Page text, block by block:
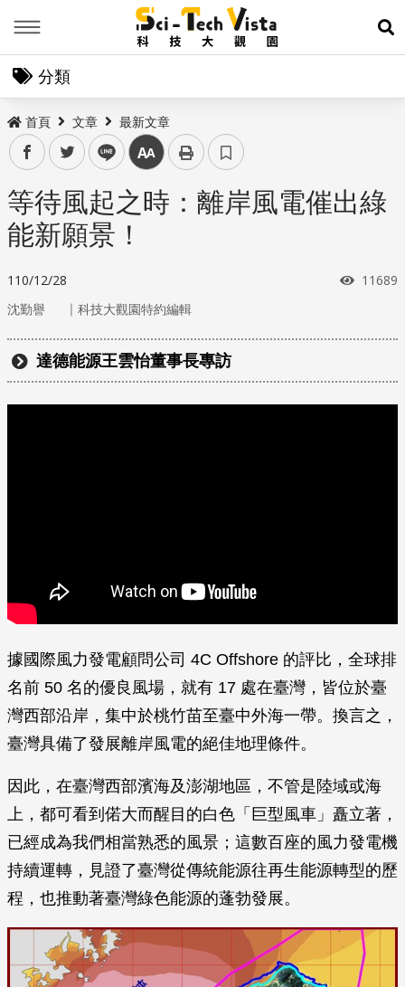
展
分類
首頁 文章 最新文章
facebooktwitter line 中
等待風起之時：離岸風電催出綠
能新願景！
110/12/28 瀏覽次
11689
沈勤譽 ｜ 科技大觀園特約編輯
達德能源王雲怡董事長專訪
據國際風力發電顧問公司 4C Offshore 的評比，全球排
名前 50 名的優良風場，就有 17 處在臺灣，皆位於臺
灣西部沿岸，集中於桃竹苗至臺中外海一帶。換言之，
臺灣具備了發展離岸風電的絕佳地理條件。
因此，在臺灣西部濱海及澎湖地區，不管是陸域或海
上，都可看到偌大而醒目的白色「巨型風車」矗立著，
已經成為我們相當熟悉的風景；這數百座的風力發電機
持續運轉，見證了臺灣從傳統能源往再生能源轉型的歷
程，也推動著臺灣綠色能源的蓬勃發展。